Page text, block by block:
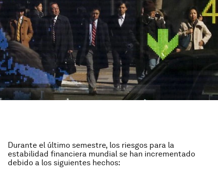
Durante el último semestre, los riesgos para la
estabilidad financiera mundial se han incrementado
debido a los siguientes hechos: